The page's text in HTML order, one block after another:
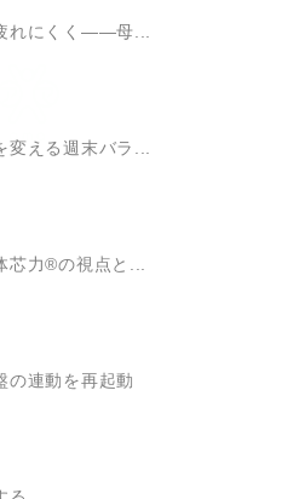
れにくく――母...
える週末バラ...
力®の視点と...
の連動を再起動